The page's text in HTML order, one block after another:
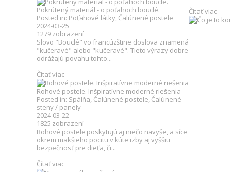
Pokrútený materiál - o poťahoch bouclé.
Posted in: Poťahové látky, Čalúnené postele
2024-03-25
1279 zobrazení
Slovo "Bouclé" vo francúzštine doslova znamená
"kučeravé" alebo "kučeravé". Tieto výrazy dobre
odrážajú povahu tohto...
Čítať viac
Rohové postele. Inšpiratívne moderné riešenia
Posted in: Spálňa, Čalúnené postele, Čalúnené
steny / panely
2024-03-22
1825 zobrazení
Rohové postele poskytujú aj niečo navyše, a síce
okrem mäkšieho pocitu v kúte izby aj vyššiu
bezpečnosť pre dieťa, či...
Čítať viac
Čítať viac